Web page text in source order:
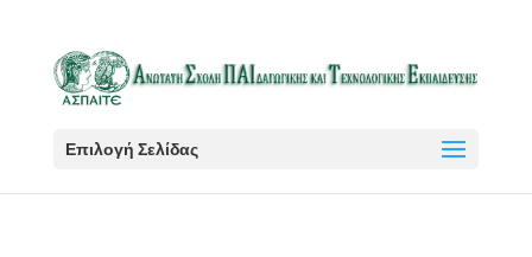
Επιλογή Σελίδας